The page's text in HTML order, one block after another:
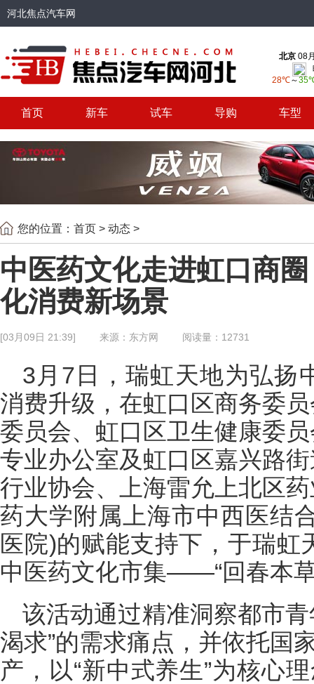
河北焦点汽车网
首页 新车 试车 导购 车型
您的位置： 首页 > 动态 >
中医药文化走进虹口商
化消费新场景
[03月09日 21:39] 来源：东方网 阅读量：12731
3月7日，瑞虹天地为弘扬
消费升级，在虹口区商务委
委员会、虹口区卫生健康委
专业办公室及虹口区嘉兴路
行业协会、上海雷允上北区
药大学附属上海市中西医结
医院)的赋能支持下，于瑞虹
中医药文化市集——“回春本
该活动通过精准洞察都市青
渴求”的需求痛点，并依托国
产，以“新中式养生”为核心